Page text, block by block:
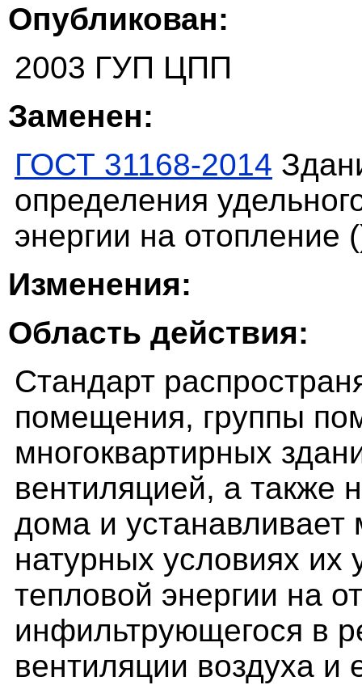
Опубликован:
2003 ГУП ЦПП
Заменен:
ГОСТ 31168-2014
определения
энергии на отопление
Изменения:
Область действия:
Стандарт
помещения, группы
многоквартирных
вентиляцией, а также
дома и устанавливает
натурных условиях их
тепловой энергии на
инфильтрующегося в
вентиляции воздуха и